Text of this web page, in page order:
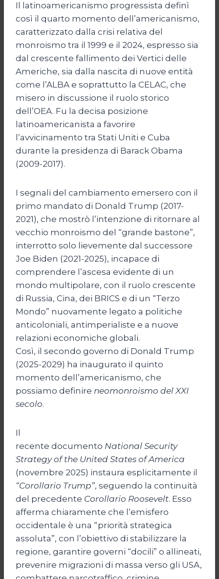
Il latinoamericanismo progressista definì
così il quarto momento dell’americanismo,
caratterizzato dalla crisi relativa del
monroismo tra il 1999 e il 2024, espresso sia
dal crescente fallimento dei Vertici delle
Americhe, sia dalla nascita di nuove entità
come l’ALBA e soprattutto la CELAC, che
misero in discussione il ruolo storico
dell’OEA. Fu la decisa posizione
latinoamericanista a favorire
l’avvicinamento tra Stati Uniti e Cuba
durante la presidenza di Barack Obama
(2009-2017).
I segnali del cambiamento emersero con il
primo mandato di Donald Trump (2017-
2021), che mostrò l’intenzione di ritornare al
vecchio monroismo del “grande bastone”,
interrotto solo lievemente dal successore
Joe Biden (2021-2025), incapace di
comprendere l’ascesa evidente di un
mondo multipolare, con il ruolo crescente
di Russia, Cina, dei BRICS e di un “Terzo
Mondo” nuovamente legato a politiche
anticolo­niali, antimperialiste e a nuove
relazioni economiche globali.
Così, il secondo governo di Donald Trump
(2025-2029) ha inaugurato il quinto
momento dell’americanismo, che
possiamo definire neomonroismo del XXI
secolo.
Il
recente documento National Security
Strategy of the United States of America
(novembre 2025) instaura esplicitamente il
“Corollario Trump”, seguendo la continuità
del precedente Corollario Roosevelt. Esso
afferma chiaramente che l’emisfero
occidentale è una “priorità strategica
assoluta”, con l’obiettivo di stabilizzare la
regione, garantire governi “docili” o allineati,
prevenire migrazioni di massa verso gli USA,